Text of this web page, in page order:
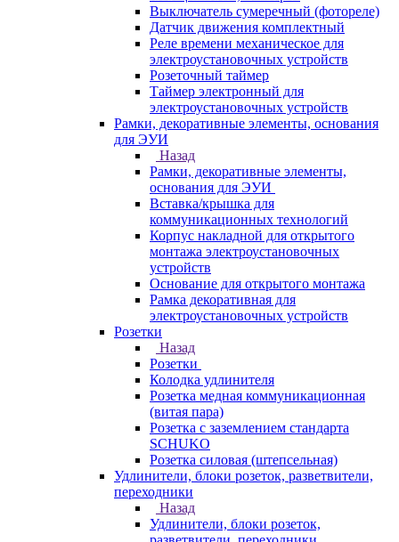
Выключатель сумеречный (фотореле)
Датчик движения комплектный
Реле времени механическое для
электроустановочных устройств
Розеточный таймер
Таймер электронный для
электроустановочных устройств
Рамки, декоративные элементы, основания
для ЭУИ
Назад
Рамки, декоративные элементы,
основания для ЭУИ
Вставка/крышка для
коммуникационных технологий
Корпус накладной для открытого
монтажа электроустановочных
устройств
Основание для открытого монтажа
Рамка декоративная для
электроустановочных устройств
Розетки
Назад
Розетки
Колодка удлинителя
Розетка медная коммуникационная
(витая пара)
Розетка с заземлением стандарта
SCHUKO
Розетка силовая (штепсельная)
Удлинители, блоки розеток, разветвители,
переходники
Назад
Удлинители, блоки розеток,